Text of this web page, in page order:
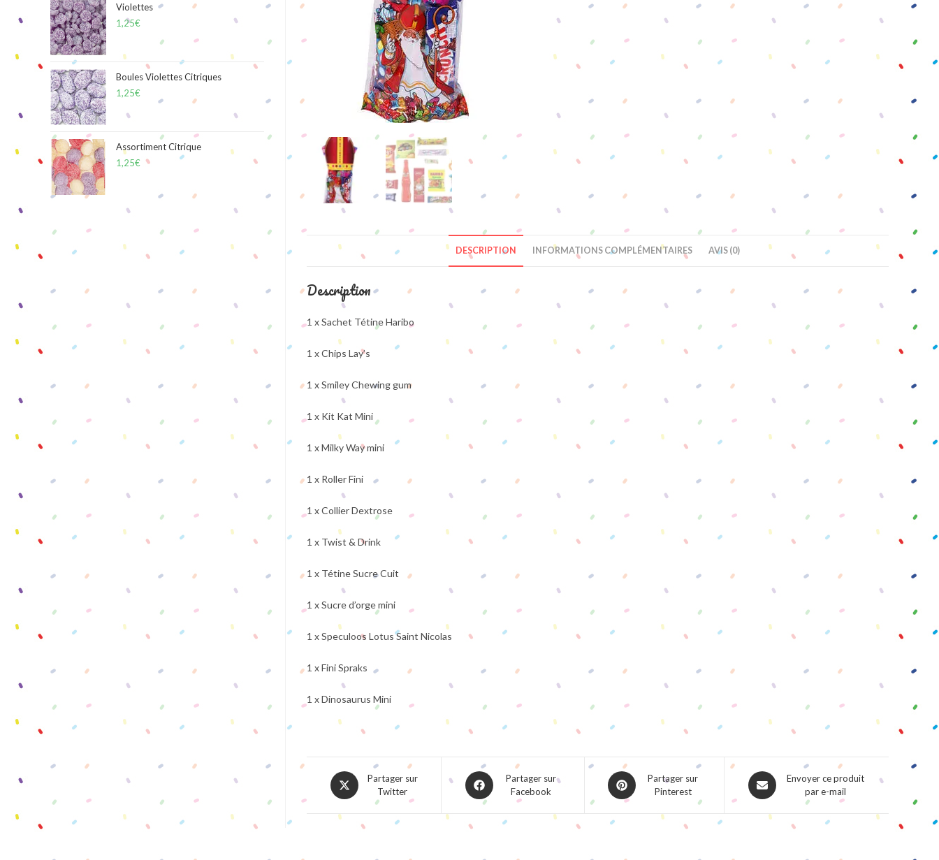
DESCRIPTION INFORMATIONS COMPLÉMENTAIRES AVIS (0)
Description
1 x Sachet Tétine Haribo
1 x Chips Lay’s
1 x Smiley Chewing gum
1 x Kit Kat Mini
1 x Milky Way mini
1 x Roller Fini
1 x Collier Dextrose
1 x Twist & Drink
1 x Tétine Sucre Cuit
1 x Sucre d’orge mini
1 x Speculoos Lotus Saint Nicolas
1 x Fini Spraks
1 x Dinosaurus Mini
Opens
in
new
Partager sur
Twitter
Opens
in
new
Partager sur
Facebook
Opens
in
new
Partager sur
Pinterest
Opens
in
Envoyer ce produit
par e-mail
Violettes
1,25€
Boules Violettes Citriques
1,25€
Assortiment Citrique
1,25€